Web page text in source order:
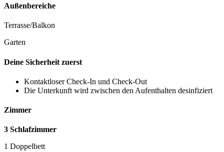
Außenbereiche
Terrasse/Balkon
Garten
Deine Sicherheit zuerst
Kontaktloser Check-In und Check-Out
Die Unterkunft wird zwischen den Aufenthalten desinfiziert
Zimmer
3 Schlafzimmer
1 Doppelbett